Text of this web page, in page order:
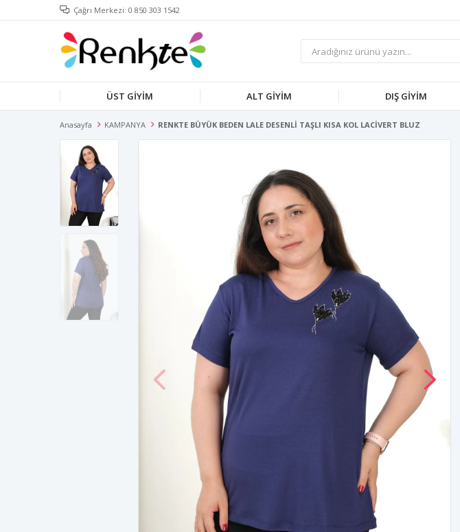
Çağrı Merkezi: 0 850 303 1542
ÜST GİYİM ALT GİYİM DIŞ GİYİM
Anasayfa KAMPANYA RENKTE BÜYÜK BEDEN LALE DESENLİ TAŞLI KISA KOL LACİVERT BLUZ